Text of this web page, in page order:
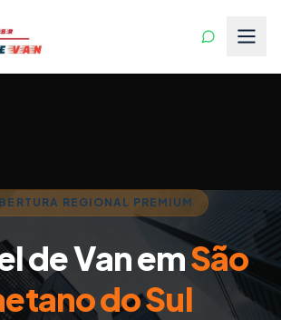
REGIONAL PREMIUM
de Van emSão
do Sul